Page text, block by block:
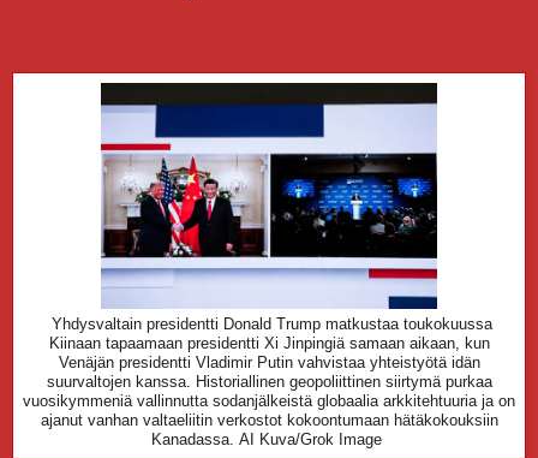
Yhdysvaltain presidentti Donald Trump matkustaa toukokuussa
Kiinaan tapaamaan presidentti Xi Jinpingiä samaan aikaan, kun
Venäjän presidentti Vladimir Putin vahvistaa yhteistyötä idän
suurvaltojen kanssa. Historiallinen geopoliittinen siirtymä purkaa
vuosikymmeniä vallinnutta sodanjälkeistä globaalia arkkitehtuuria ja on
ajanut vanhan valtaeliitin verkostot kokoontumaan hätäkokouksiin
Kanadassa. AI Kuva/Grok Image